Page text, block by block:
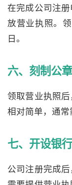
在完成公司注
放营业执照。
日。
六、刻制公
领取营业执照
相对简单，通常
七、开设银
公司注册完成